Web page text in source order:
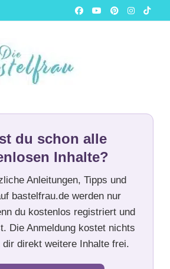
du schon alle
Inhalte?
Anleitungen, Tipps und
bastelfrau.de werden nur
du kostenlos registriert und
Die Anmeldung kostet nichts
dir direkt weitere Inhalte frei.